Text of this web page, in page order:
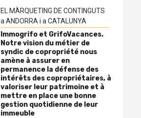
EL MÀRQUETING DE CONTINGUTS
a ANDORRA i a CATALUNYA
Immogrifo et GrifoVacances.
Notre vision du métier de
syndic de copropriété nous
amène à assurer en
permanence la défense des
intérêts des copropriétaires, à
valoriser leur patrimoine et à
mettre en place une bonne
gestion quotidienne de leur
immeuble